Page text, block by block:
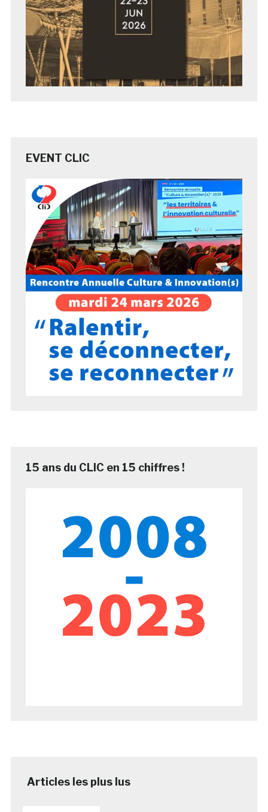
EVENT CLIC
15 ans du CLIC en 15 chiffres !